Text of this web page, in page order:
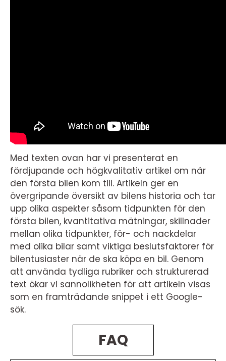
Med texten ovan har vi presenterat en
fördjupande och högkvalitativ artikel om när
den första bilen kom till. Artikeln ger en
övergripande översikt av bilens historia och tar
upp olika aspekter såsom tidpunkten för den
första bilen, kvantitativa mätningar, skillnader
mellan olika tidpunkter, för- och nackdelar
med olika bilar samt viktiga beslutsfaktorer för
bilentusiaster när de ska köpa en bil. Genom
att använda tydliga rubriker och strukturerad
text ökar vi sannolikheten för att artikeln visas
som en framträdande snippet i ett Google-
sök.
FAQ